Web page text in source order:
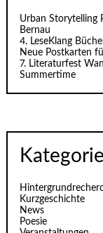
Urban Storytelling
Bernau
4. LeseKlang
Neue Postkarten
7. Literaturfest
Summertime
Kurzgeschichte
News
Poesie